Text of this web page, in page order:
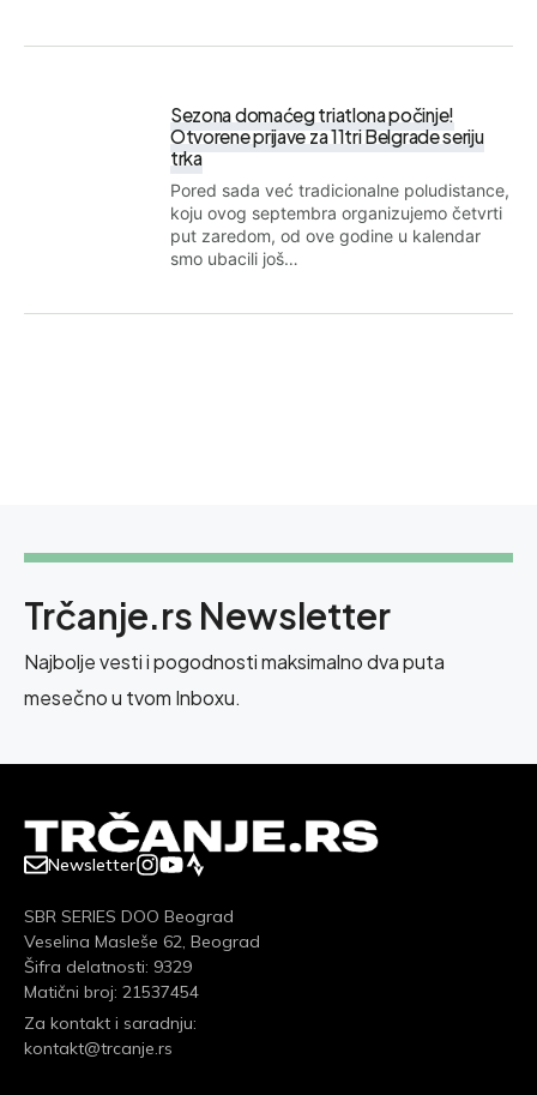
Sezona domaćeg triatlona počinje!
Otvorene prijave za 11tri Belgrade seriju
trka
Pored sada već tradicionalne poludistance,
koju ovog septembra organizujemo četvrti
put zaredom, od ove godine u kalendar
smo ubacili još…
Trčanje.rs Newsletter
Najbolje vesti i pogodnosti maksimalno dva puta
mesečno u tvom Inboxu.
Newsletter
SBR SERIES DOO Beograd
Veselina Masleše 62, Beograd
Šifra delatnosti: 9329
Matični broj: 21537454
Za kontakt i saradnju:
kontakt@trcanje.rs